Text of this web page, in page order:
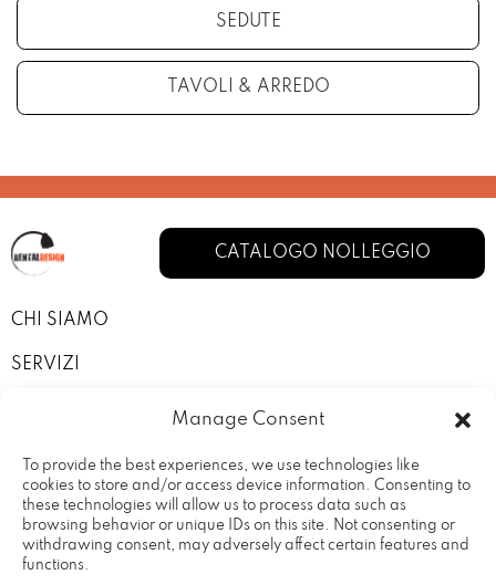
Manage Consent
To provide the best experiences, we use technologies like
cookies to store and/or access device information. Consenting to
these technologies will allow us to process data such as
browsing behavior or unique IDs on this site. Not consenting or
withdrawing consent, may adversely affect certain features and
functions.
SEDUTE
TAVOLI & ARREDO
CATALOGO NOLLEGGIO
CHI SIAMO
SERVIZI
I NOSTRI ALLESTIMENTI
CONTATTI
PRIVACY POLICY
TERMINI E CONDIZIONI